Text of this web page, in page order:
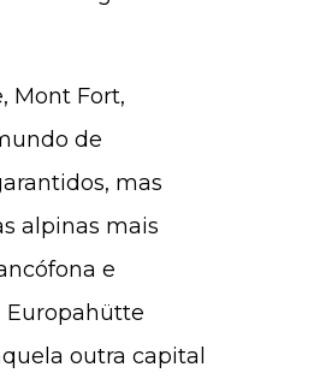
Mont Fort,
de
mas
alpinas mais
e
Europahütte
outra capital